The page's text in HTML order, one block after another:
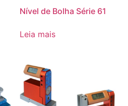
Nível de Bolha Série 61
Leia mais